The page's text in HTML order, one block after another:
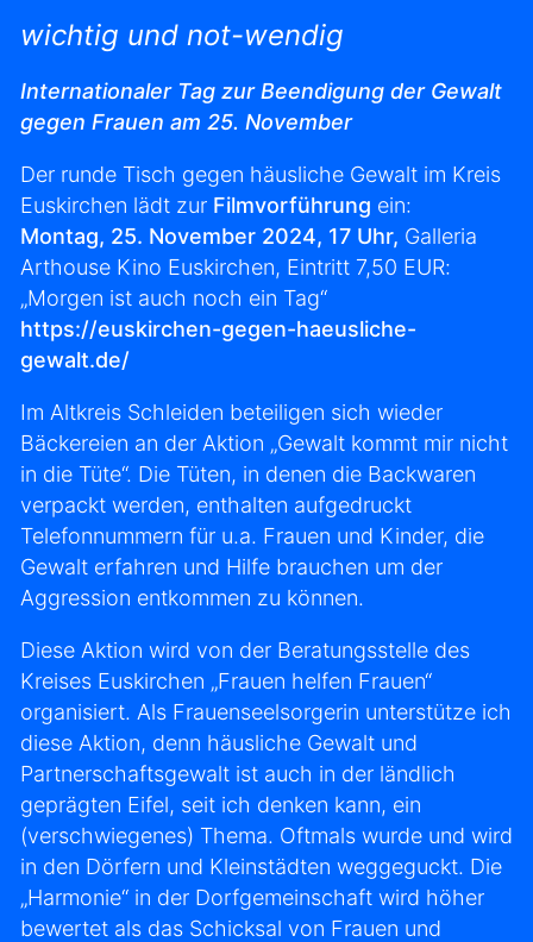
wichtig und not-wendig
Internationaler Tag zur Beendigung der Gewalt
gegen Frauen am 25. November
Der runde Tisch gegen häusliche Gewalt im Kreis
Euskirchen lädt zur Filmvorführung ein:
Montag, 25. November 2024, 17 Uhr, Galleria
Arthouse Kino Euskirchen, Eintritt 7,50 EUR:
„Morgen ist auch noch ein Tag“
https://euskirchen-gegen-haeusliche-
gewalt.de/
Im Altkreis Schleiden beteiligen sich wieder
Bäckereien an der Aktion „Gewalt kommt mir nicht
in die Tüte“. Die Tüten, in denen die Backwaren
verpackt werden, enthalten aufgedruckt
Telefonnummern für u.a. Frauen und Kinder, die
Gewalt erfahren und Hilfe brauchen um der
Aggression entkommen zu können.
Diese Aktion wird von der Beratungsstelle des
Kreises Euskirchen „Frauen helfen Frauen“
organisiert. Als Frauenseelsorgerin unterstütze ich
diese Aktion, denn häusliche Gewalt und
Partnerschaftsgewalt ist auch in der ländlich
geprägten Eifel, seit ich denken kann, ein
(verschwiegenes) Thema. Oftmals wurde und wird
in den Dörfern und Kleinstädten weggeguckt. Die
„Harmonie“ in der Dorfgemeinschaft wird höher
bewertet als das Schicksal von Frauen und